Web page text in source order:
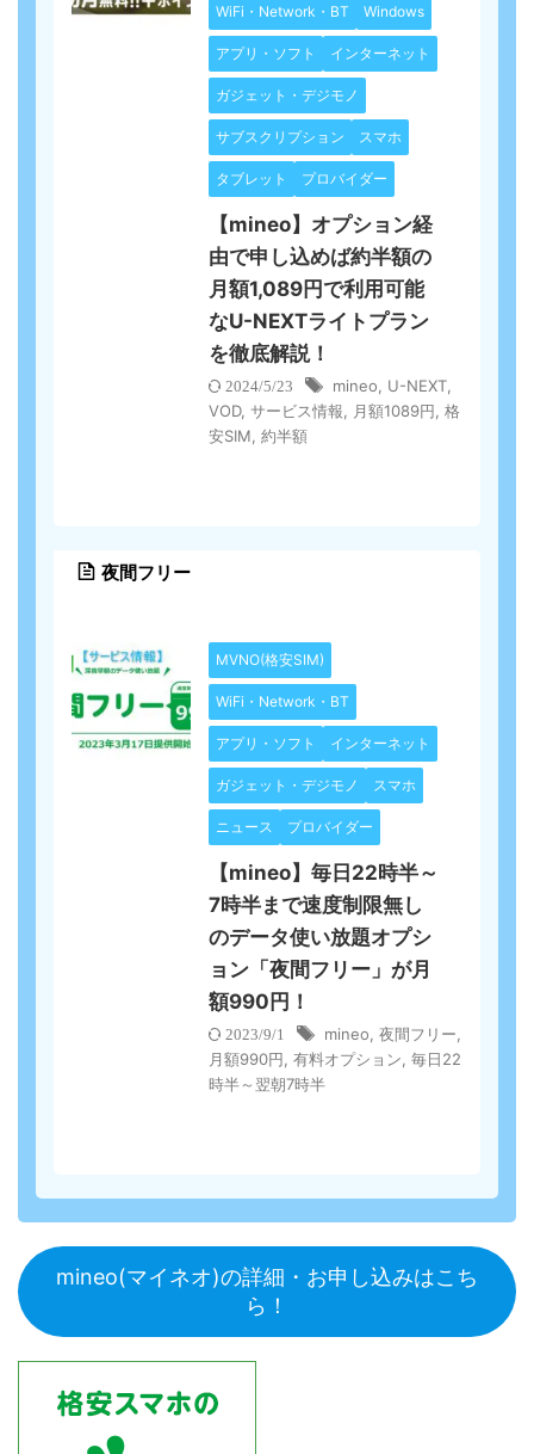
WiFi・Network・BT Windows
アプリ・ソフト インターネット
ガジェット・デジモノ
サブスクリプション スマホ
タブレット プロバイダー
【mineo】オプション経
由で申し込めば約半額の
月額1,089円で利用可能
なU-NEXTライトプラン
を徹底解説！
2024/5/23 mineo U-NEXT
VOD, サービス情報 月額1089円 格
安SIM 約半額
夜間フリー
MVNO(格安SIM)
WiFi・Network・BT
アプリ・ソフト インターネット
ガジェット・デジモノ スマホ
ニュース プロバイダー
【mineo】毎日22時半～
7時半まで速度制限無し
のデータ使い放題オプシ
ョン「夜間フリー」が月
額990円！
2023/9/1 mineo 夜間フリー
月額990円 有料オプション 毎日22
時半～翌朝7時半
mineo(マイネオ)の詳細・お申し込みはこち
ら！